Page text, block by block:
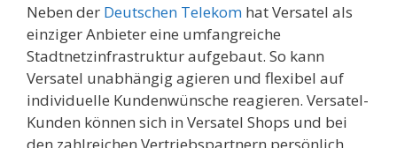
Neben der Deutschen Telekom hat Versatel als
einziger Anbieter eine umfangreiche
Stadtnetzinfrastruktur aufgebaut. So kann
Versatel unabhängig agieren und flexibel auf
individuelle Kundenwünsche reagieren. Versatel-
Kunden können sich in Versatel Shops und bei